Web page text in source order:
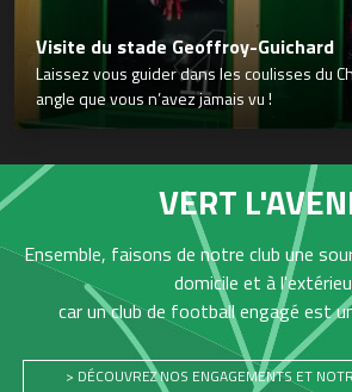
Visite du stade Geoffroy-Guichard
Laissez vous guider dans les coulisses du
angle que vous n’avez jamais vu !
VERT
Ensemble, faisons de notre club une
domicile et à
car un club de football engagé est
> DÉCOUVREZ NOS ENGAGEMENTS ET